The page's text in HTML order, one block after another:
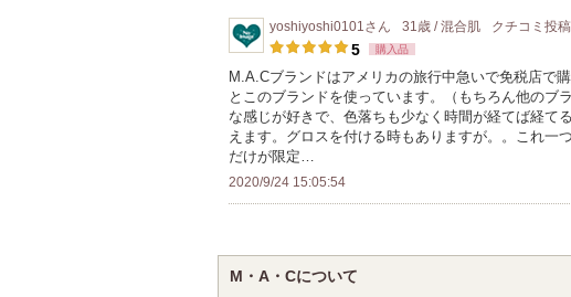
yoshiyoshi0101さん 31歳 / 混合肌 クチコミ投稿
5 購入品
M.A.Cブランドはアメリカの旅行中急いで免税店で
とこのブランドを使っています。（もちろん他のブ
な感じが好きで、色落ちも少なく時間が経てば経て
えます。グロスを付ける時もありますが。。これ一
だけが限定…
2020/9/24 15:05:54
M・A・Cについて